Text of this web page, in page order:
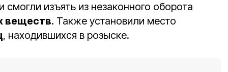
смогли изъять из незаконного оборота
веществ. Также установили место
, находившихся в розыске.